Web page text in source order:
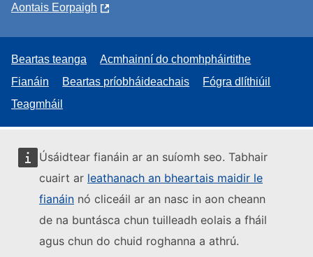
Úsáidtear fianáin ar an suíomh seo. Tabhair
cuairt ar leathanach an bheartais maidir le
fianáin nó cliceáil ar an nasc in aon cheann
de na buntásca chun tuilleadh eolais a fháil
agus chun do chuid roghanna a athrú.
Aontais Eorpaigh
Beartas teanga
Acmhainní do chomhpháirtithe
Fianáin
Beartas príobháideachais
Fógra dlíthiúil
Teagmháil